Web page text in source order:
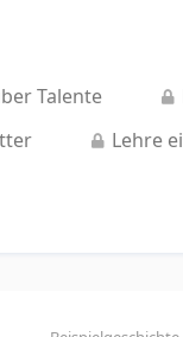
Talente
Lehre